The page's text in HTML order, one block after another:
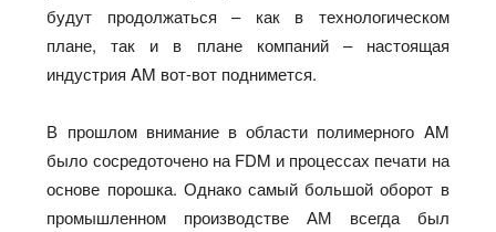
будут продолжаться – как в технологическом
плане, так и в плане компаний – настоящая
индустрия AM вот-вот поднимется.
В прошлом внимание в области полимерного AM
было сосредоточено на FDM и процессах печати на
основе порошка. Однако самый большой оборот в
промышленном производстве АМ всегда был